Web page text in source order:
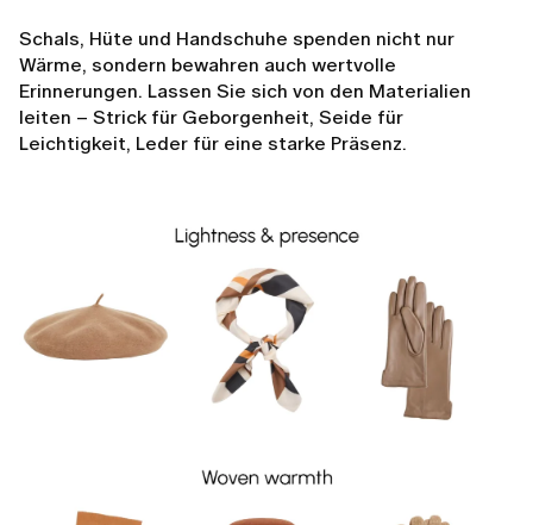
Schals, Hüte und Handschuhe spenden nicht nur
Wärme, sondern bewahren auch wertvolle
Erinnerungen. Lassen Sie sich von den Materialien
leiten – Strick für Geborgenheit, Seide für
Leichtigkeit, Leder für eine starke Präsenz.